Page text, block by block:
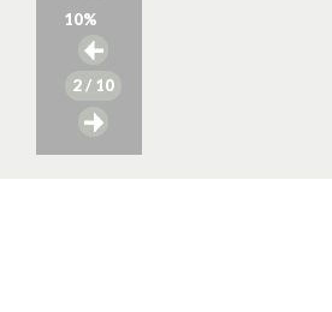
10%
2/ 10